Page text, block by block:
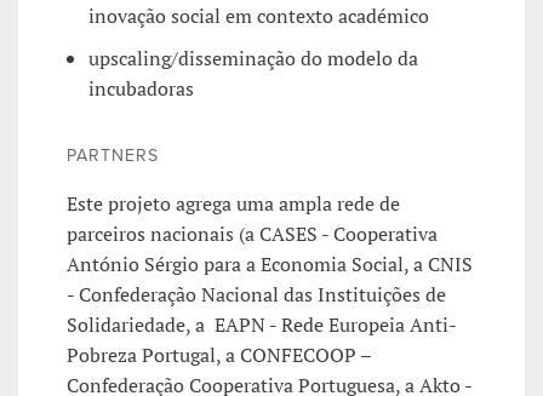
inovação social em contexto académico
upscaling/disseminação do modelo da
incubadoras
PARTNERS
Este projeto agrega uma ampla rede de
parceiros nacionais (a CASES - Cooperativa
António Sérgio para a Economia Social, a CNIS
- Confederação Nacional das Instituições de
Solidariedade, a EAPN - Rede Europeia Anti-
Pobreza Portugal, a CONFECOOP –
Confederação Cooperativa Portuguesa, a Akto -